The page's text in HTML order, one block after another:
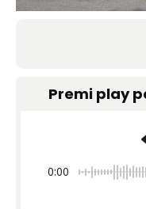
Premi play
0:00